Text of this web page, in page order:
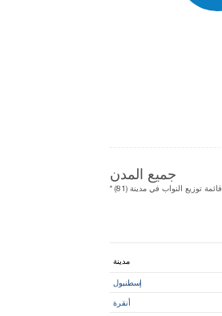
جميع المدن
* قائمة توزيع النواب في مدينة (81)
مدينة
إسطنبول
أنقرة